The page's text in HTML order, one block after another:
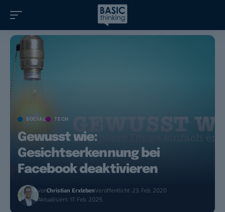
SOCIAL TECH
Gewusst wie:
Gesichtserkennung bei
Facebook deaktivieren
vonChristian ErxlebenVeröffentlicht: 23. Feb. 2020
Aktualisiert: 17. Feb. 2025